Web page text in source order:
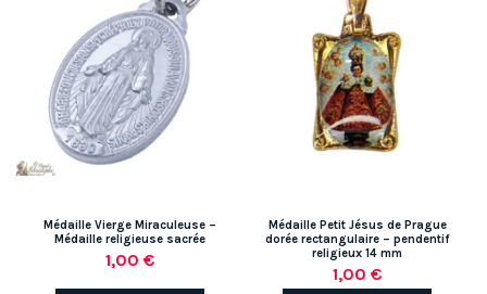
Médaille Vierge Miraculeuse –
Médaille religieuse sacrée
1,00 €
Médaille Petit Jésus de Prague
dorée rectangulaire – pendentif
religieux 14 mm
1,00 €